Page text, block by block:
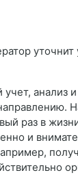
учет,
раз в
и